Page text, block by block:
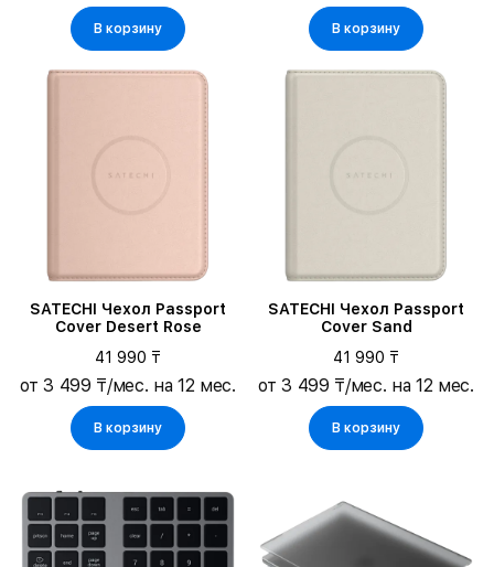
В корзину В корзину
SATECHI Чехол Passport
Cover Desert Rose
41 990 ₸
от 3 499 ₸/мес. на 12 мес.
В корзину
SATECHI Чехол Passport
Cover Sand
41 990 ₸
от 3 499 ₸/мес. на 12 мес.
В корзину